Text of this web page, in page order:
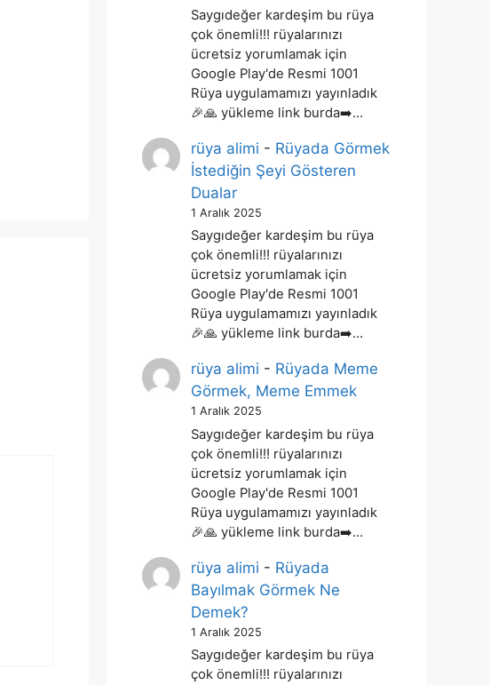
Saygıdeğer kardeşim bu rüya
çok önemli!!! rüyalarınızı
ücretsiz yorumlamak için
Google Play'de Resmi 1001
Rüya uygulamamızı yayınladık
🎉🙏 yükleme link burda➡️…
rüya alimi - Rüyada Görmek
İstediğin Şeyi Gösteren
Dualar
1 Aralık 2025
Saygıdeğer kardeşim bu rüya
çok önemli!!! rüyalarınızı
ücretsiz yorumlamak için
Google Play'de Resmi 1001
Rüya uygulamamızı yayınladık
🎉🙏 yükleme link burda➡️…
rüya alimi - Rüyada Meme
Görmek, Meme Emmek
1 Aralık 2025
Saygıdeğer kardeşim bu rüya
çok önemli!!! rüyalarınızı
ücretsiz yorumlamak için
Google Play'de Resmi 1001
Rüya uygulamamızı yayınladık
🎉🙏 yükleme link burda➡️…
rüya alimi - Rüyada
Bayılmak Görmek Ne
Demek?
1 Aralık 2025
Saygıdeğer kardeşim bu rüya
çok önemli!!! rüyalarınızı